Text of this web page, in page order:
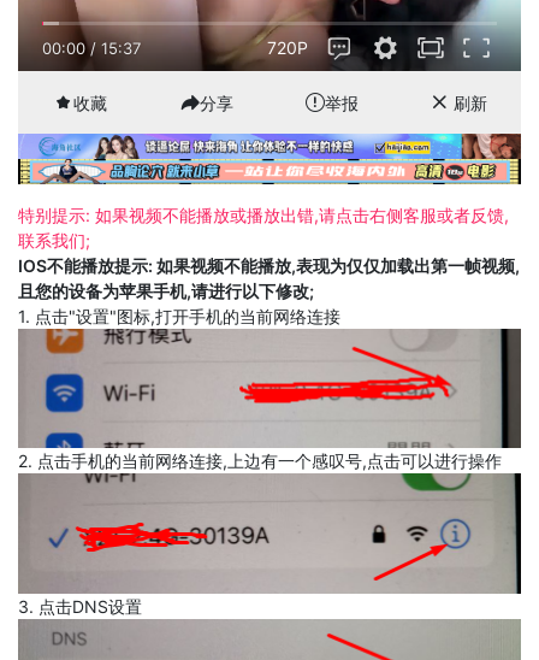
00:00/ 15:37 720P
收藏 分享 举报 刷新
特别提示: 如果视频不能播放或播放出错,请点击右侧客服或者反馈,
联系我们;
IOS不能播放提示: 如果视频不能播放,表现为仅仅加载出第一帧视频,
且您的设备为苹果手机,请进行以下修改;
1. 点击"设置"图标,打开手机的当前网络连接
2. 点击手机的当前网络连接,上边有一个感叹号,点击可以进行操作
3. 点击DNS设置